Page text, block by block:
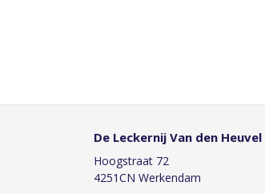
De Leckernij Van den Heuvel
Hoogstraat 72
4251CN Werkendam